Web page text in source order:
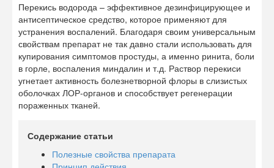
Перекись водорода – эффективное дезинфицирующее и
антисептическое средство, которое применяют для
устранения воспалений. Благодаря своим универсальным
свойствам препарат не так давно стали использовать для
купирования симптомов простуды, а именно ринита, боли
в горле, воспаления миндалин и т.д. Раствор перекиси
угнетает активность болезнетворной флоры в слизистых
оболочках ЛОР-органов и способствует регенерации
пораженных тканей.
Содержание статьи
Полезные свойства препарата